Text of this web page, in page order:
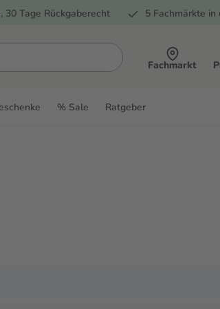
30 Tage Rückgaberecht 5 Fachmärkte in
Fachmarkt
% Sale Ratgeber